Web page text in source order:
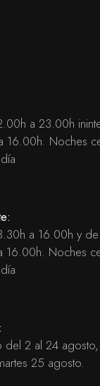
a 23.00h
16.00h. Noches
a 16.00h y
16.00h. Noches
2 al 24 agosto,
25 agosto.